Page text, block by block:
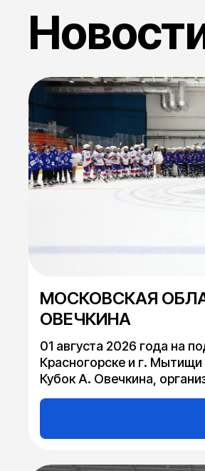
МОСКОВСКАЯ
ОВЕЧКИНА
01 августа 2026 года на
Красногорске и г.
Кубок А. Овечкина,
культуры и спорта
организации и
содействии Федерации